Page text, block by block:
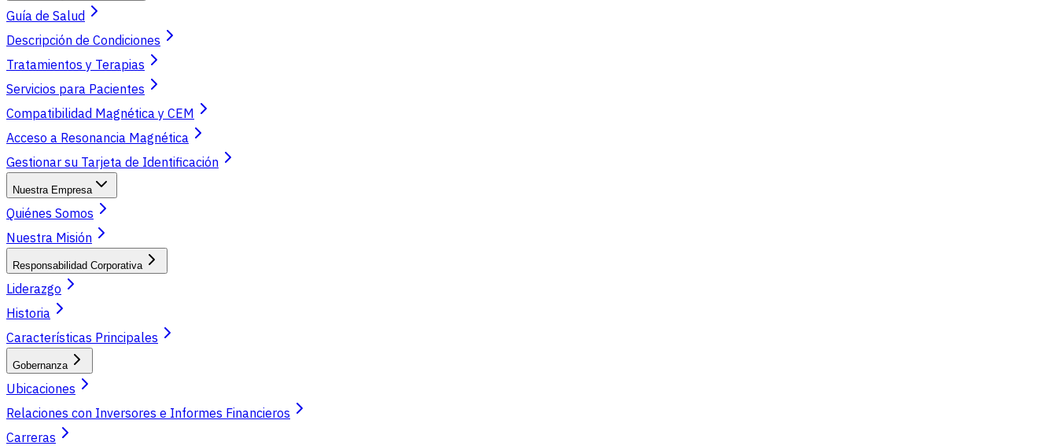
Guía de Salud
Descripción de Condiciones
Tratamientos y Terapias
Servicios para Pacientes
Compatibilidad Magnética y CEM
Acceso a Resonancia Magnética
Gestionar su Tarjeta de Identificación
Nuestra Empresa
Quiénes Somos
Nuestra Misión
Responsabilidad Corporativa
Liderazgo
Historia
Características Principales
Gobernanza
Ubicaciones
Relaciones con Inversores e Informes Financieros
Carreras